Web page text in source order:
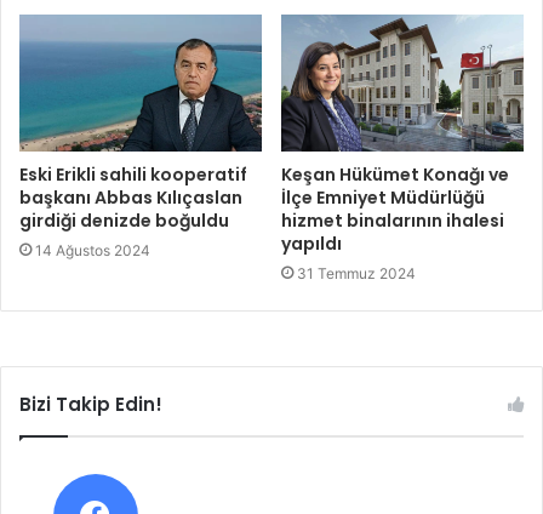
Eski Erikli sahili kooperatif
başkanı Abbas Kılıçaslan
girdiği denizde boğuldu
14 Ağustos 2024
Keşan Hükümet Konağı ve
İlçe Emniyet Müdürlüğü
hizmet binalarının ihalesi
yapıldı
31 Temmuz 2024
Bizi Takip Edin!